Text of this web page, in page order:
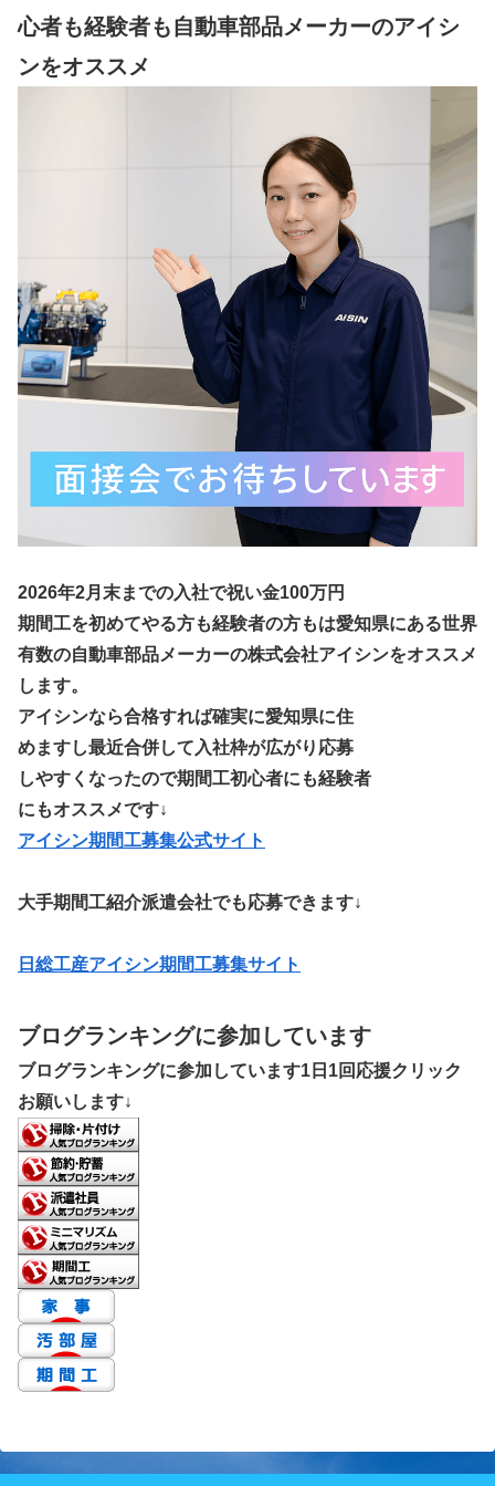
心者も経験者も自動車部品メーカーのアイシ
ンをオススメ
2026年2月末までの入社で祝い金100万円
期間工を初めてやる方も経験者の方もは愛知県にある世界
有数の自動車部品メーカーの株式会社アイシンをオススメ
します。
アイシンなら合格すれば確実に愛知県に住
めますし最近合併して入社枠が広がり応募
しやすくなったので期間工初心者にも経験者
にもオススメです↓
アイシン期間工募集公式サイト
大手期間工紹介派遣会社でも応募できます↓
日総工産アイシン期間工募集サイト
ブログランキングに参加しています
ブログランキングに参加しています1日1回応援クリック
お願いします↓